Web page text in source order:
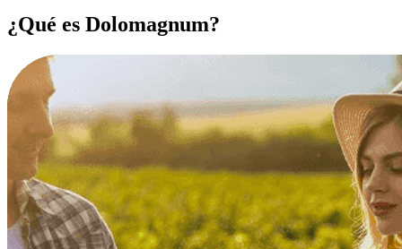
¿Qué es Dolomagnum?